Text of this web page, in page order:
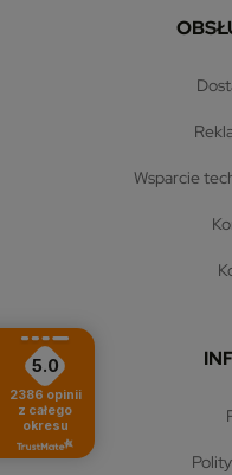
5.0
2386 opinii
z całego
okresu
wsparcie